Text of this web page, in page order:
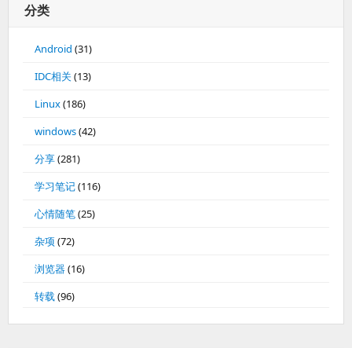
分类
Android (31)
IDC相关(13)
Linux(186)
windows(42)
分享(281)
学习笔记(116)
心情随笔(25)
杂项 (72)
浏览器(16)
转载(96)